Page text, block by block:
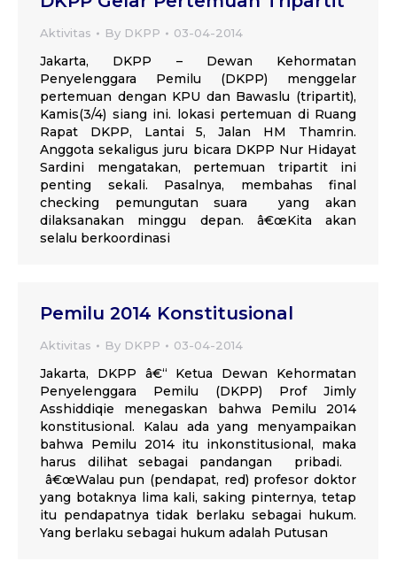
Aktivitas By DKPP 03-04-2014
Jakarta, DKPP – Dewan Kehormatan
Penyelenggara Pemilu (DKPP) menggelar
pertemuan dengan KPU dan Bawaslu (tripartit),
Kamis(3/4) siang ini. lokasi pertemuan di Ruang
Rapat DKPP, Lantai 5, Jalan HM Thamrin.
Anggota sekaligus juru bicara DKPP Nur Hidayat
Sardini mengatakan, pertemuan tripartit ini
penting sekali. Pasalnya, membahas final
checking pemungutan suara yang akan
dilaksanakan minggu depan. â€œKita akan
selalu berkoordinasi
Pemilu 2014 Konstitusional
Aktivitas By DKPP 03-04-2014
Jakarta, DKPP â€“ Ketua Dewan Kehormatan
Penyelenggara Pemilu (DKPP) Prof Jimly
Asshiddiqie menegaskan bahwa Pemilu 2014
konstitusional. Kalau ada yang menyampaikan
bahwa Pemilu 2014 itu inkonstitusional, maka
harus dilihat sebagai pandangan pribadi.
â€œWalau pun (pendapat, red) profesor doktor
yang botaknya lima kali, saking pinternya, tetap
itu pendapatnya tidak berlaku sebagai hukum.
Yang berlaku sebagai hukum adalah Putusan